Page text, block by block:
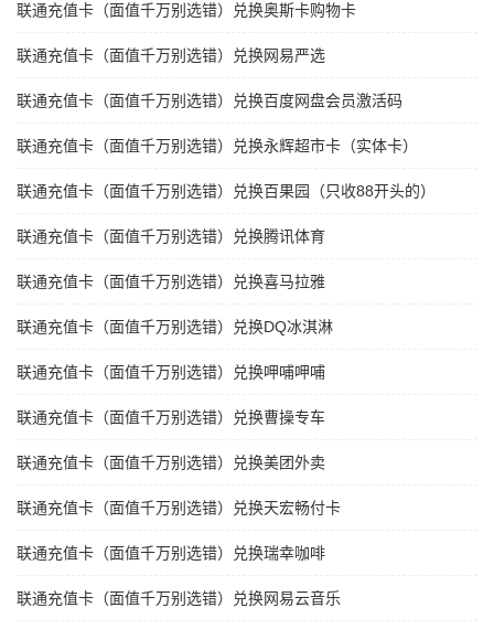
联通充值卡（面值千万别选错）兑换奥斯卡购物卡
联通充值卡（面值千万别选错）兑换网易严选
联通充值卡（面值千万别选错）兑换百度网盘会员激活码
联通充值卡（面值千万别选错）兑换永辉超市卡（实体卡）
联通充值卡（面值千万别选错）兑换百果园（只收88开头的）
联通充值卡（面值千万别选错）兑换腾讯体育
联通充值卡（面值千万别选错）兑换喜马拉雅
联通充值卡（面值千万别选错）兑换DQ冰淇淋
联通充值卡（面值千万别选错）兑换呷哺呷哺
联通充值卡（面值千万别选错）兑换曹操专车
联通充值卡（面值千万别选错）兑换美团外卖
联通充值卡（面值千万别选错）兑换天宏畅付卡
联通充值卡（面值千万别选错）兑换瑞幸咖啡
联通充值卡（面值千万别选错）兑换网易云音乐